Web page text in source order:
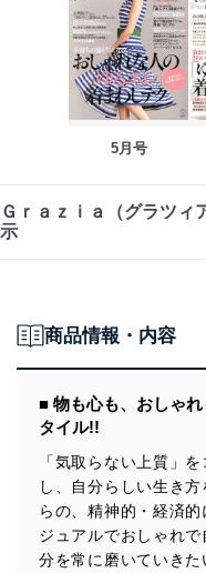
5月号
Ｇｒａｚｉａ（グラツィ
示
商品情報・内容
■ 物も心も、おしゃ
タイル!!
「気取らない上質」
し、自分らしい生き
らの、精神的・経済
ジュアルでおしゃれ
分を常に磨いていき